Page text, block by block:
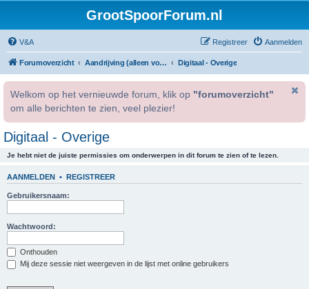
GrootSpoorForum.nl
V&A Aanmelden
Registreer
Forumoverzicht Aandrijving (alleen voor geregistreerde gebruikers). Digitaal - Overige
Welkom op het vernieuwde forum, klik op "forumoverzicht"
om alle berichten te zien, veel plezier!
Digitaal - Overige
Je hebt niet de juiste permissies om onderwerpen in dit forum te zien of te lezen.
AANMELDEN • REGISTREER
Gebruikersnaam:
Wachtwoord:
Onthouden
Mij deze sessie niet weergeven in de lijst met online gebruikers